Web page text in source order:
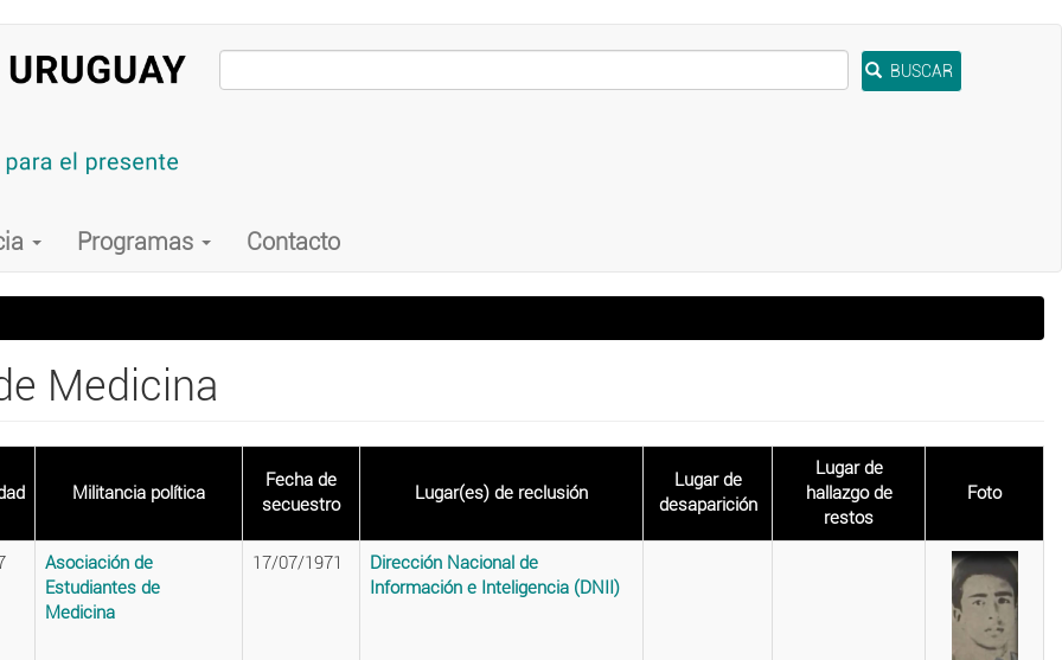
BUSCAR
Programas Contacto
Medicina
Militancia política
Fecha de
secuestro
Lugar(es) de reclusión
Lugar de
desaparición
Lugar de
hallazgo de
restos
Foto
Asociación de
Estudiantes de
Medicina
17/07/1971
Dirección Nacional de
Información e Inteligencia (DNII)